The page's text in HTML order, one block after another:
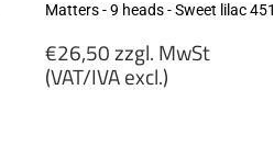
Matters - 9 heads - Sweet lilac 451
Regular
price
€26,50 zzgl. MwSt
(VAT/IVA excl.)